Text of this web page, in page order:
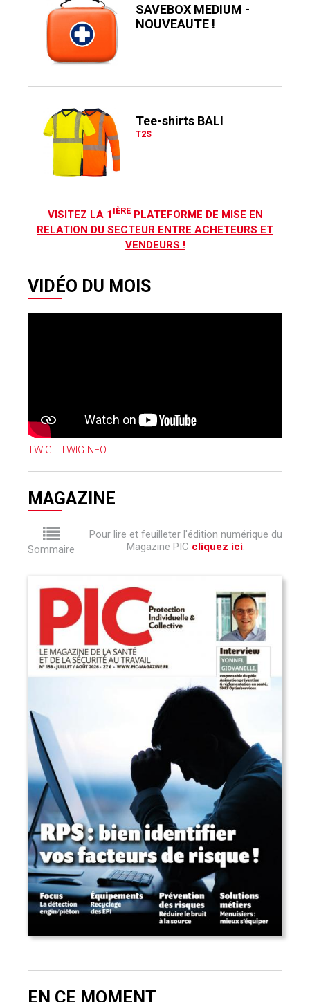
SAVEBOX MEDIUM -
NOUVEAUTE !
T2S
Tee-shirts BALI
VISITEZ LA 1IÈREPLATEFORME DE MISE EN
RELATION DU SECTEUR ENTRE ACHETEURS ET
VENDEURS !
VIDÉO DU MOIS
TWIG - TWIG NEO
MAGAZINE
Sommaire
Pour lire et feuilleter l'édition numérique du
Magazine PIC cliquez ici.
EN CE MOMENT